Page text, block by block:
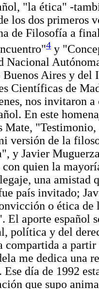
"la ética" -
los dos primeros
de Filosofía a
4 y
Nacional
Aires y
Científicas de
nos invitaron a
En este
Mate,
versión de la
y Javier
quien la
una amistad
país invitado;
o ética de
El aporte español
política y del
compartida a
me dedica una
día de 1992
que supo